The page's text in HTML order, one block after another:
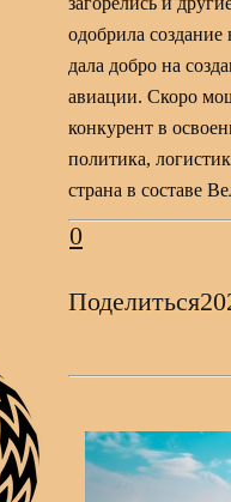
одобрила создание
дала добро на
авиации. Скоро
конкурент в
политика,
страна в составе
0
Поделиться